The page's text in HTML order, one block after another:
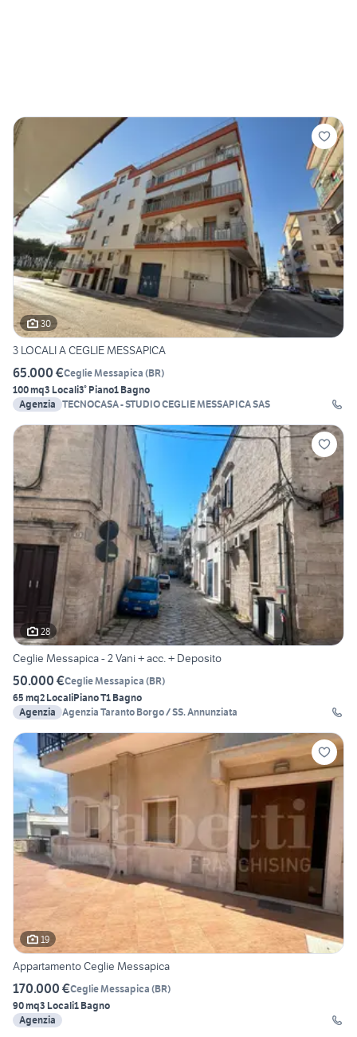
30
3 LOCALI A CEGLIE MESSAPICA
65.000 €Ceglie Messapica (BR)
100 mq3 Locali3° Piano1 Bagno
Agenzia TECNOCASA - STUDIO CEGLIE MESSAPICA SAS
28
Ceglie Messapica - 2 Vani + acc. + Deposito
50.000 €Ceglie Messapica (BR)
65 mq2 LocaliPiano T1 Bagno
Agenzia Agenzia Taranto Borgo / SS. Annunziata
19
Appartamento Ceglie Messapica
170.000 €Ceglie Messapica (BR)
90 mq3 Locali1 Bagno
Agenzia